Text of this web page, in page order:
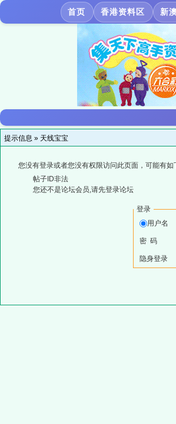
首页 香港资料区 新
提示信息 » 天线宝宝
您没有登录或者您没有权限访问此页面，可能有如
帖子ID非法
您还不是论坛会员,请先登录论坛
登录
用户名
密 码
隐身登录